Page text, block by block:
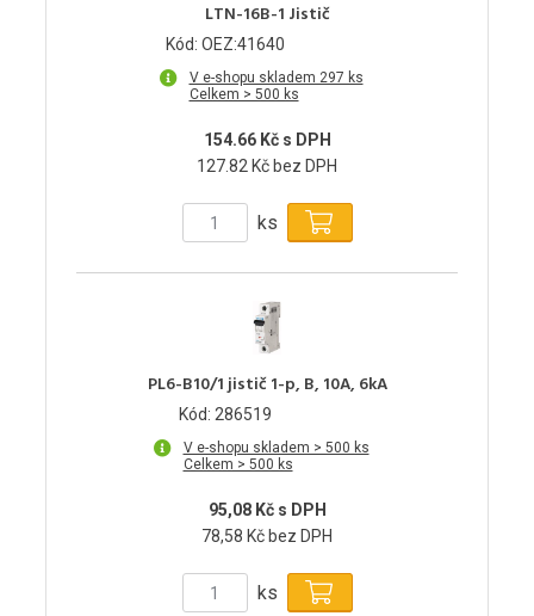
LTN-16B-1 Jistič
Kód: OEZ:41640
V e-shopu skladem 297 ks
Celkem > 500 ks
154.66 Kč s DPH
127.82 Kč bez DPH
ks
PL6-B10/1 jistič 1-p, B, 10A, 6kA
Kód: 286519
V e-shopu skladem > 500 ks
Celkem > 500 ks
95,08 Kč s DPH
78,58 Kč bez DPH
ks